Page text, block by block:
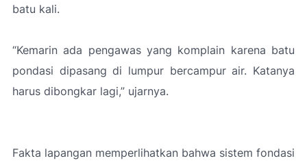
batu kali.
“Kemarin ada pengawas yang komplain karena batu
pondasi dipasang di lumpur bercampur air. Katanya
harus dibongkar lagi,” ujarnya.
Fakta lapangan memperlihatkan bahwa sistem fondasi